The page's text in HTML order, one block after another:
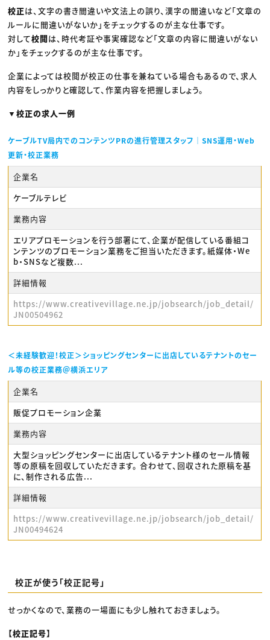
校正は、文字の書き間違いや文法上の誤り、漢字の間違いなど「文章の
ルールに間違いがないか」をチェックするのが主な仕事です。
対して校閲は、時代考証や事実確認など「文章の内容に間違いがない
か」をチェックするのが主な仕事です。
企業によっては校閲が校正の仕事を兼ねている場合もあるので、求人
内容をしっかりと確認して、作業内容を把握しましょう。
▼校正の求人一例
ケーブルTV局内でのコンテンツPRの進行管理スタッフ｜SNS運用・Web
更新・校正業務
企業名
ケーブルテレビ
業務内容
エリアプロモーションを行う部署にて、企業が配信している番組コ
ンテンツのプロモーション業務をご担当いただきます。紙媒体・We
b・SNSなど複数...
詳細情報
https://www.creativevillage.ne.jp/jobsearch/job_detail/
JN00504962
＜未経験歓迎！校正＞ショッピングセンターに出店しているテナントのセー
ル等の校正業務＠横浜エリア
企業名
販促プロモーション企業
業務内容
大型ショッピングセンターに出店しているテナント様のセール情報
等の原稿を回収していただきます。 合わせて、回収された原稿を基
に、制作される広告...
詳細情報
https://www.creativevillage.ne.jp/jobsearch/job_detail/
JN00494624
校正が使う「校正記号」
せっかくなので、業務の一場面にも少し触れておきましょう。
【校正記号】